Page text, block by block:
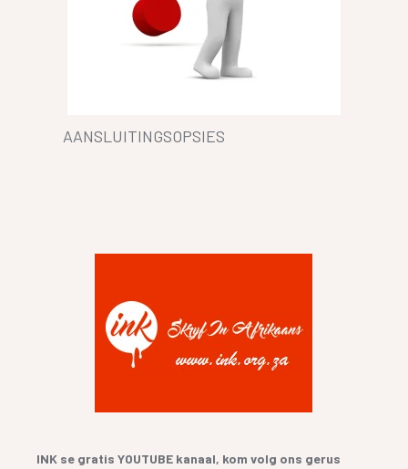
AANSLUITINGSOPSIES
INK se gratis YOUTUBE kanaal, kom volg ons gerus